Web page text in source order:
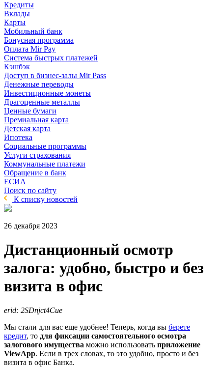
Кредиты
Вклады
Карты
Мобильный банк
Бонусная программа
Оплата Mir Pay
Система быстрых платежей
Кэшбэк
Доступ в бизнес-залы Mir Pass
Денежные переводы
Инвестиционные монеты
Драгоценные металлы
Ценные бумаги
Премиальная карта
Детская карта
Ипотека
Социальные программы
Услуги страхования
Коммунальные платежи
Обращение в банк
ЕСИА
Поиск по сайту
К списку новостей
26 декабря 2023
Дистанционный осмотр
залога: удобно, быстро и без
визита в офис
erid: 2SDnjct4Cue
Мы стали для вас еще удобнее! Теперь, когда вы берете
кредит, то для фиксации самостоятельного осмотра
залогового имущества можно использовать приложение
ViewApp. Если в трех словах, то это удобно, просто и без
визита в офис Банка.